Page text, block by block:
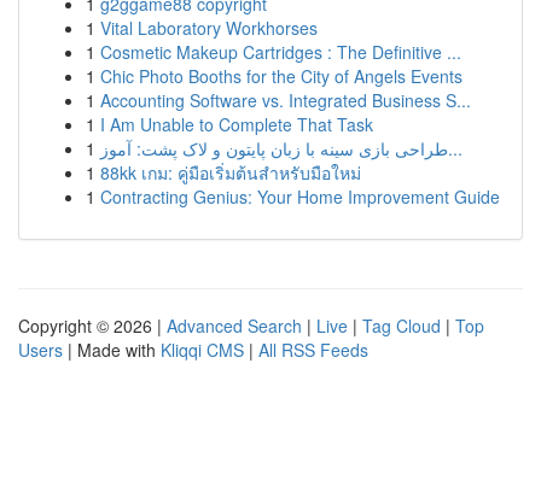
1 Vital Laboratory Workhorses
1 Cosmetic Makeup Cartridges : The Definitive ...
1 Chic Photo Booths for the City of Angels Events
1 Accounting Software vs. Integrated Business S...
1 I Am Unable to Complete That Task
1
طراحی بازی سینه با زبان پایتون و لاک پشت: آموز...
1 88kk เกม: คู่มือเริ่มต้นสำหรับมือใหม่
1 Contracting Genius: Your Home Improvement Guide
Copyright © 2026 | Advanced Search | Live | Tag Cloud | Top
Users | Made with Kliqqi CMS | All RSS Feeds